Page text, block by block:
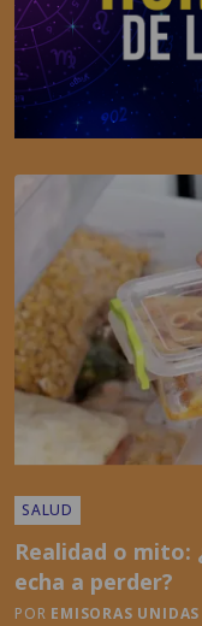
SALUD
Realidad o mito:
echa a perder?
POR EMISORAS UNIDAS